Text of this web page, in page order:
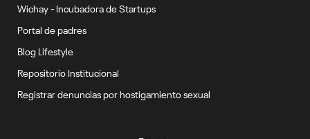
Wichay - Incubadora de Startups
Portal de padres
Blog Lifestyle
Repositorio Institucional
Registrar denuncias por hostigamiento sexual